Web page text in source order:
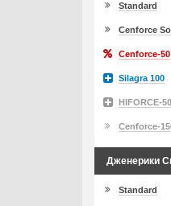
Standard
Cenforce
Cenforce-50
Silagra 100
HIFORCE-50
Cenforce-
Дженерики
Standard